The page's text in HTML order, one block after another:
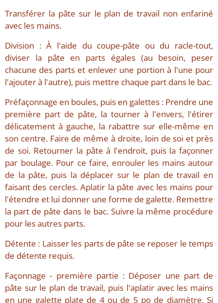
Transférer la pâte sur le plan de travail non enfariné
avec les mains.
Division : À l'aide du coupe-pâte ou du racle-tout,
diviser la pâte en parts égales (au besoin, peser
chacune des parts et enlever une portion à l'une pour
l'ajouter à l'autre), puis mettre chaque part dans le bac.
Préfaçonnage en boules, puis en galettes : Prendre une
première part de pâte, la tourner à l'envers, l'étirer
délicatement à gauche, la rabattre sur elle-même en
son centre. Faire de même à droite, loin de soi et près
de soi. Retourner la pâte à l'endroit, puis la façonner
par boulage. Pour ce faire, enrouler les mains autour
de la pâte, puis la déplacer sur le plan de travail en
faisant des cercles. Aplatir la pâte avec les mains pour
l'étendre et lui donner une forme de galette. Remettre
la part de pâte dans le bac. Suivre la même procédure
pour les autres parts.
Détente : Laisser les parts de pâte se reposer le temps
de détente requis.
Façonnage - première partie : Déposer une part de
pâte sur le plan de travail, puis l'aplatir avec les mains
en une galette plate de 4 ou de 5 po de diamètre. Si